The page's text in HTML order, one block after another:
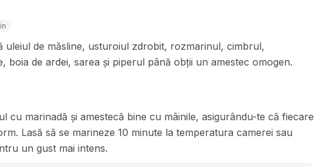
uleiul de măsline, usturoiul zdrobit, rozmarinul, cimbrul,
boia de ardei, sarea și piperul până obții un amestec omogen.
cu marinadă și amestecă bine cu mâinile, asigurându-te că fiecare
Lasă să se marineze 10 minute la temperatura camerei sau
un gust mai intens.